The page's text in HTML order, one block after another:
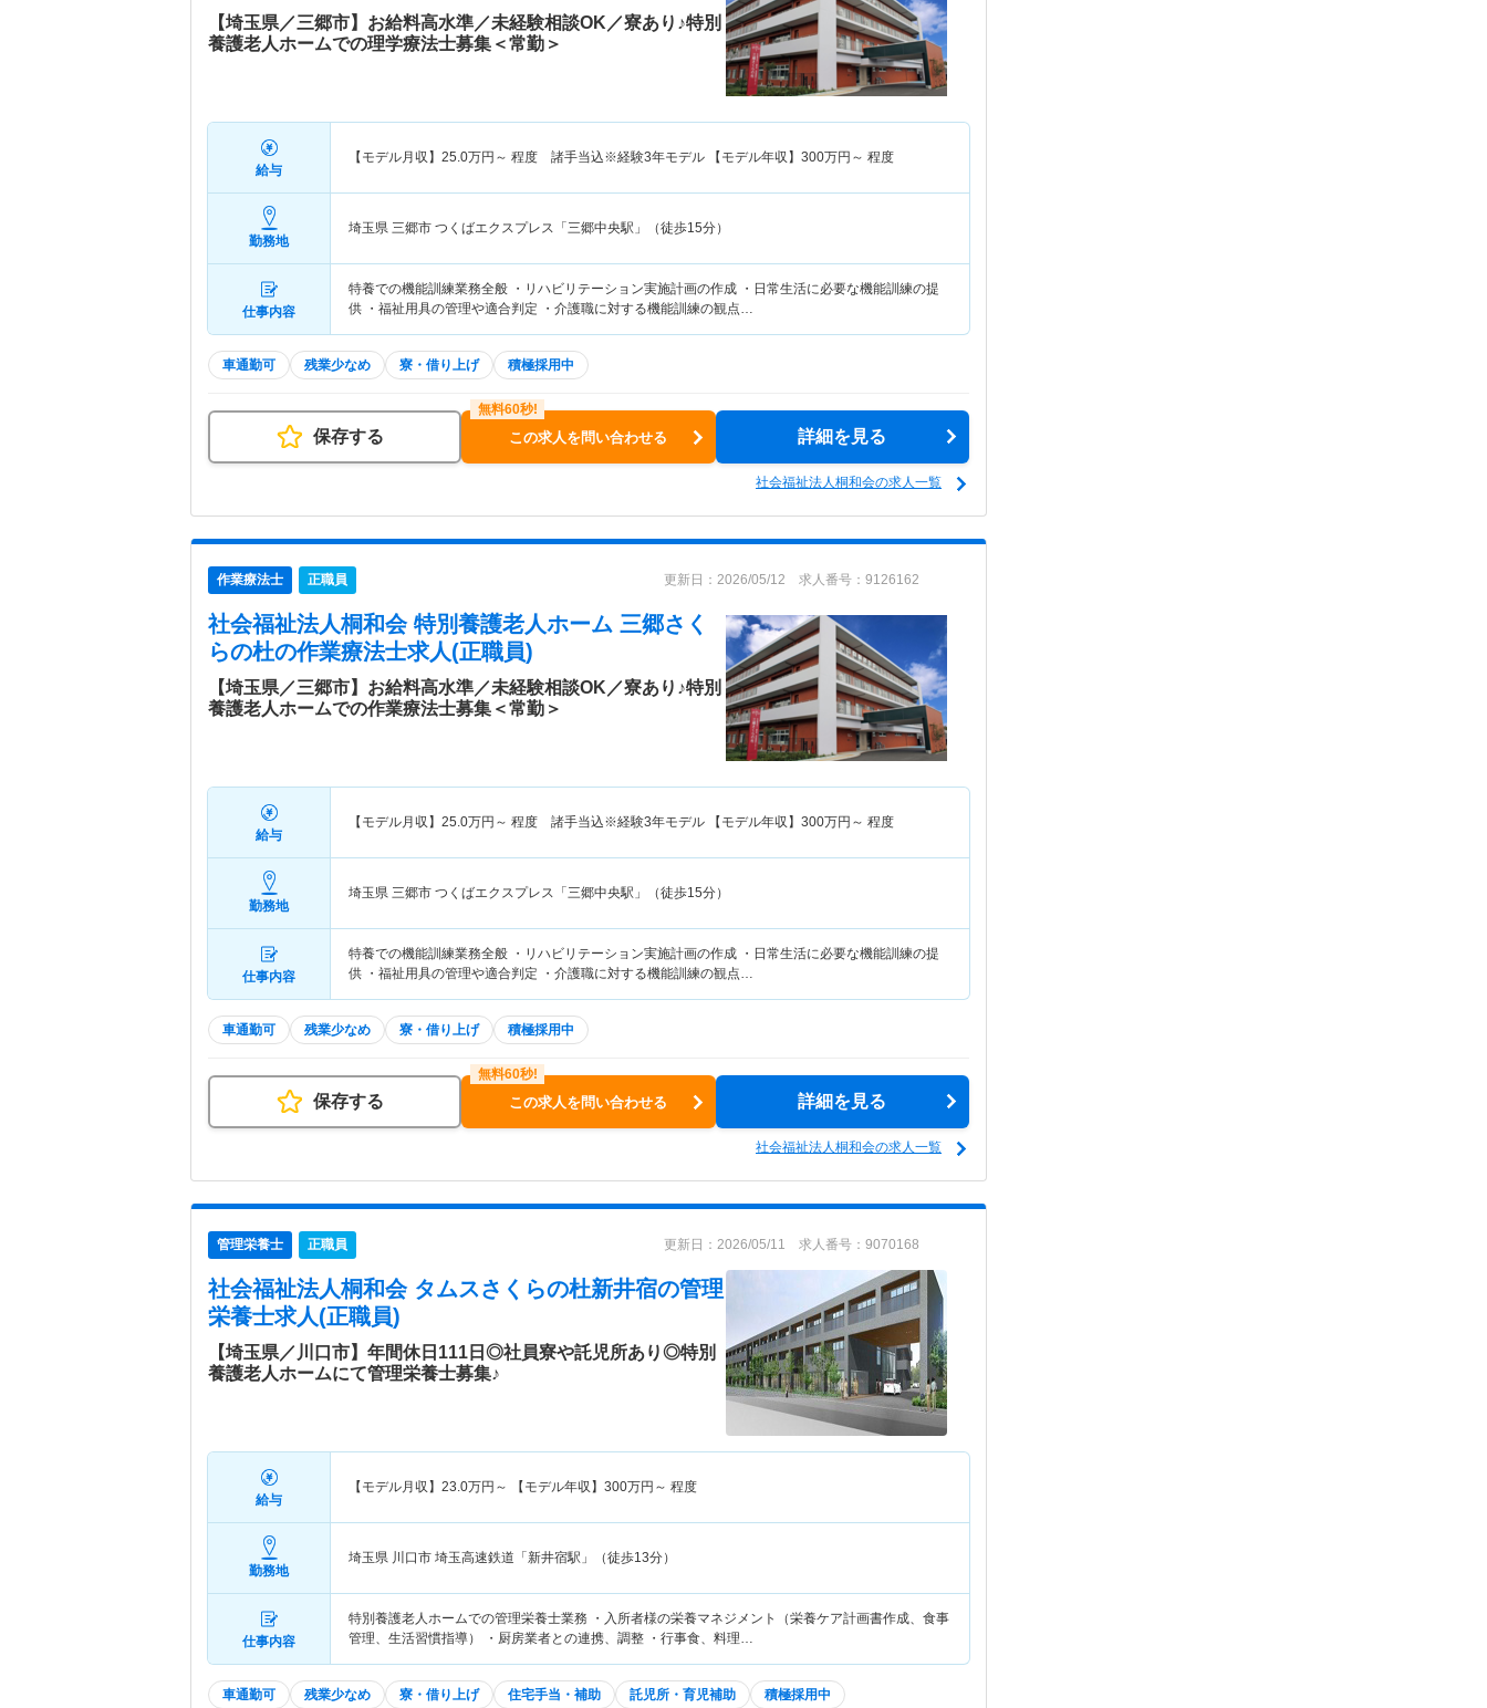
【埼玉県／三郷市】お給料高水準／未経験相談OK／寮あり♪特別
養護老人ホームでの理学療法士募集＜常勤＞
給与
【モデル月収】 25.0万円～ 程度 諸手当込※経験3年モデル 【モデル年収】 300万円～ 程度
勤務地
埼玉県 三郷市 つくばエクスプレス「三郷中央駅」（徒歩15分）
仕事内容
特養での機能訓練業務全般 ・リハビリテーション実施計画の作成 ・日常生活に必要な機能訓練の提
供 ・福祉用具の管理や適合判定 ・介護職に対する機能訓練の観点…
車通勤可 残業少なめ 寮・借り上げ 積極採用中
保存する この求人を問い合わせる 詳細を見る
社会福祉法人桐和会の求人一覧
作業療法士 正職員 更新日：2026/05/12 求人番号：9126162
社会福祉法人桐和会 特別養護老人ホーム 三郷さく
らの杜の作業療法士求人(正職員)
【埼玉県／三郷市】お給料高水準／未経験相談OK／寮あり♪特別
養護老人ホームでの作業療法士募集＜常勤＞
給与
【モデル月収】 25.0万円～ 程度 諸手当込※経験3年モデル 【モデル年収】 300万円～ 程度
勤務地
埼玉県 三郷市 つくばエクスプレス「三郷中央駅」（徒歩15分）
仕事内容
特養での機能訓練業務全般 ・リハビリテーション実施計画の作成 ・日常生活に必要な機能訓練の提
供 ・福祉用具の管理や適合判定 ・介護職に対する機能訓練の観点…
車通勤可 残業少なめ 寮・借り上げ 積極採用中
保存する この求人を問い合わせる 詳細を見る
社会福祉法人桐和会の求人一覧
管理栄養士 正職員 更新日：2026/05/11 求人番号：9070168
社会福祉法人桐和会 タムスさくらの杜新井宿の管理
栄養士求人(正職員)
【埼玉県／川口市】年間休日111日◎社員寮や託児所あり◎特別
養護老人ホームにて管理栄養士募集♪
給与
【モデル月収】 23.0万円～ 【モデル年収】 300万円～ 程度
勤務地
埼玉県 川口市 埼玉高速鉄道「新井宿駅」（徒歩13分）
仕事内容
特別養護老人ホームでの管理栄養士業務 ・入所者様の栄養マネジメント（栄養ケア計画書作成、食事
管理、生活習慣指導） ・厨房業者との連携、調整 ・行事食、料理…
車通勤可 残業少なめ 寮・借り上げ 住宅手当・補助 託児所・育児補助 積極採用中